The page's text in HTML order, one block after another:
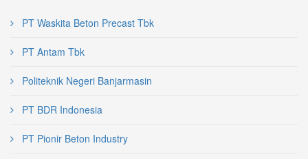
PT Waskita Beton Precast Tbk
PT Antam Tbk
Politeknik Negeri Banjarmasin
PT BDR Indonesia
PT Pionir Beton Industry